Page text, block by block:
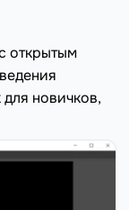
открытым
новичков,